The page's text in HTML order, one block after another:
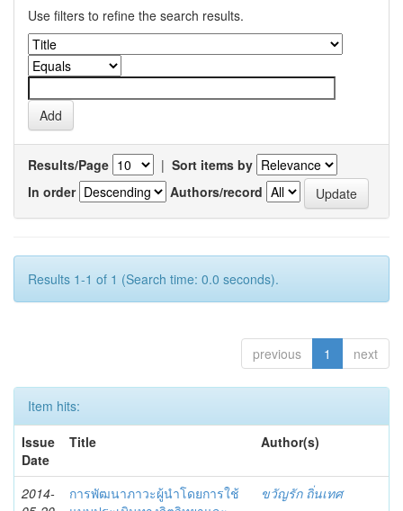
Use filters to refine the search results.
Results/Page | Sort items by
In order
Authors/record
Results 1-1 of 1 (Search time: 0.0 seconds).
previous 1 next
Item hits:
Issue
Date
Title Author(s)
2014-
การพัฒนาภาวะผู้นำโดยการใช้
ขวัญรัก ถิ่นเทศ